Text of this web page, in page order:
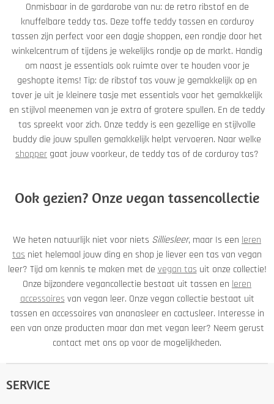
Onmisbaar in de gardarobe van nu: de retro ribstof en de
knuffelbare teddy tas. Deze toffe teddy tassen en corduroy
tassen zijn perfect voor een dagje shoppen, een rondje door het
winkelcentrum of tijdens je wekelijks rondje op de markt. Handig
om naast je essentials ook ruimte over te houden voor je
geshopte items! Tip: de ribstof tas vouw je gemakkelijk op en
tover je uit je kleinere tasje met essentials voor het gemakkelijk
en stijlvol meenemen van je extra of grotere spullen. En de teddy
tas spreekt voor zich. Onze teddy is een gezellige en stijlvolle
buddy die jouw spullen gemakkelijk helpt vervoeren. Naar welke
shopper gaat jouw voorkeur, de teddy tas of de corduroy tas?
Ook gezien? Onze vegan tassencollectie
We heten natuurlijk niet voor niets Silliesleer, maar Is een leren
tas niet helemaal jouw ding en shop je liever een tas van vegan
leer? Tijd om kennis te maken met de vegan tas uit onze collectie!
Onze bijzondere vegancollectie bestaat uit tassen en leren
accessoires van vegan leer. Onze vegan collectie bestaat uit
tassen en accessoires van ananasleer en cactusleer. Interesse in
een van onze producten maar dan met vegan leer? Neem gerust
contact met ons op voor de mogelijkheden.
SERVICE